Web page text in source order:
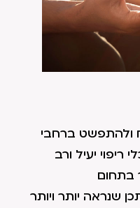
ולהתפשט ברחבי
ריפוי יעיל ורב
בתחום
שנראה יותר ויותר